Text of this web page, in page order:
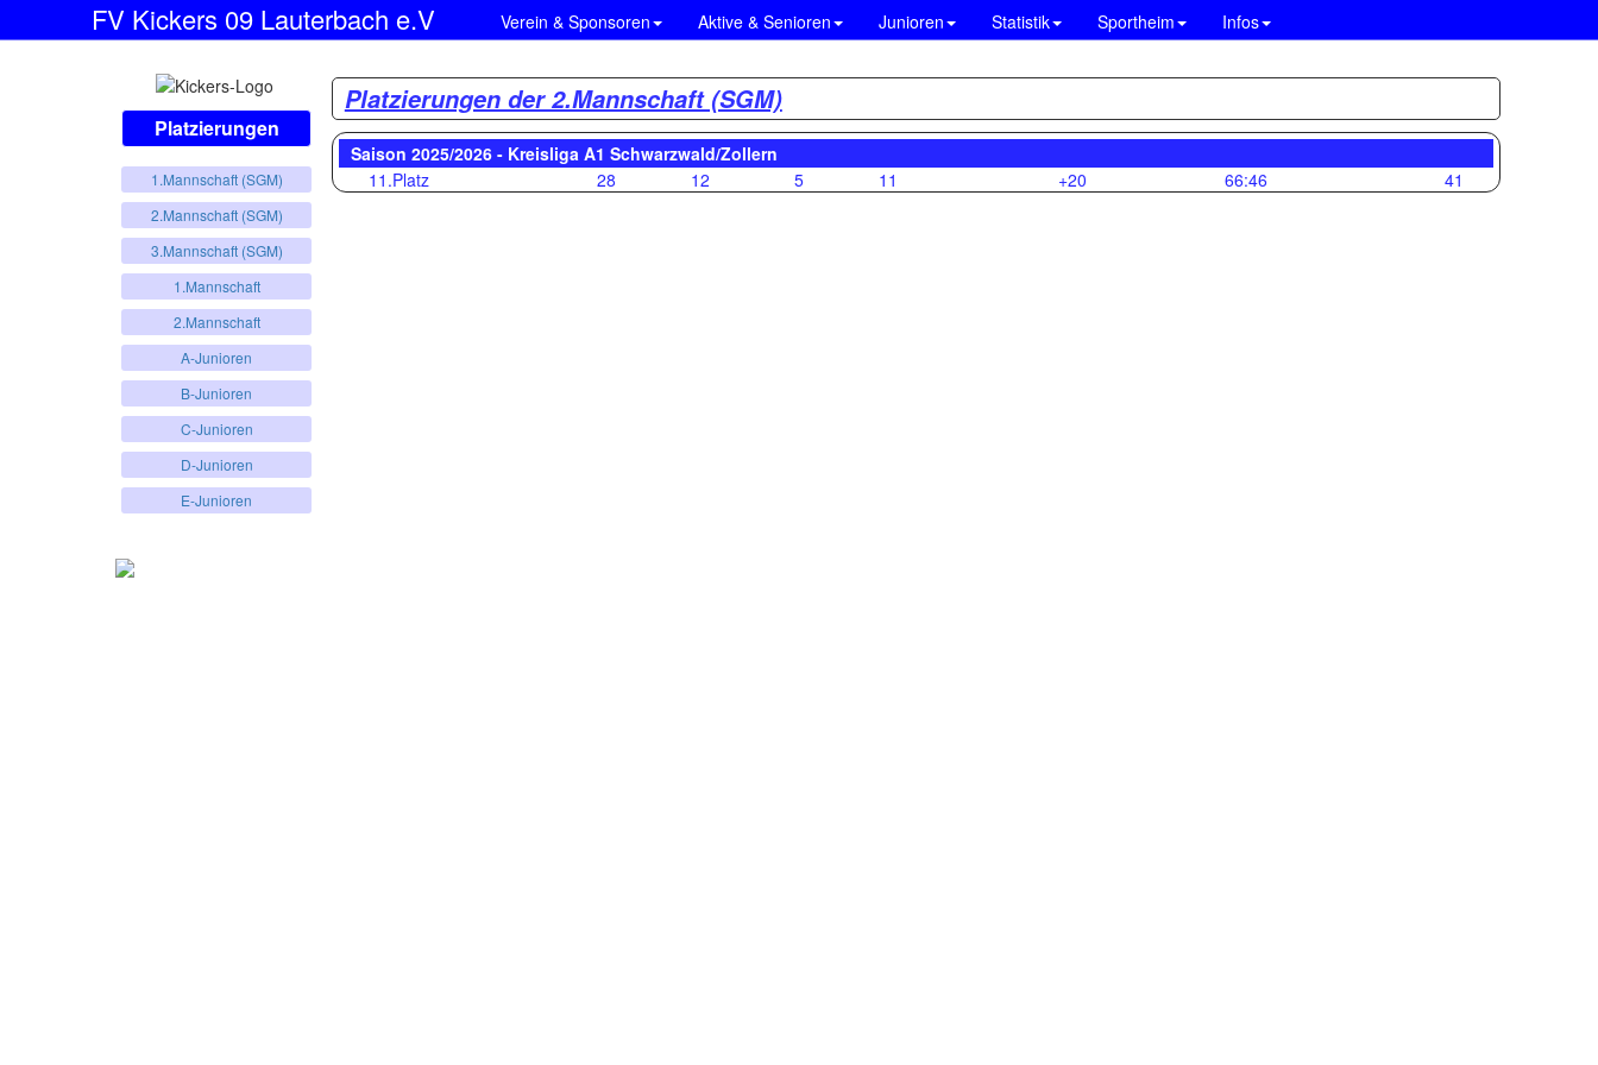
FV Kickers 09 Lauterbach e.V Verein & Sponsoren Aktive & Senioren Junioren Statistik Sportheim Infos
Platzierungen
1.Mannschaft (SGM)
2.Mannschaft (SGM)
3.Mannschaft (SGM)
1.Mannschaft
2.Mannschaft
A-Junioren
B-Junioren
C-Junioren
D-Junioren
E-Junioren
Platzierungen der 2.Mannschaft (SGM)
Saison 2025/2026 - Kreisliga A1 Schwarzwald/Zollern
11.Platz
28 12 5 11 +20 66:46 41